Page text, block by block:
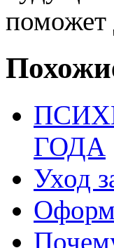
поможет
ГОДА
Уход